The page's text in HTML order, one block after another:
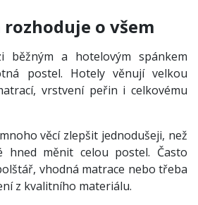
o všem
běžným a hotelovým spánkem
postel. Hotely věnují velkou
vrstvení peřin i celkovému
věcí zlepšit jednodušeji, než
hned měnit celou postel. Často
vhodná matrace nebo třeba
z kvalitního materiálu.